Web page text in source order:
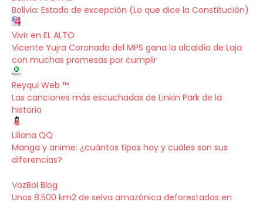
Bolivia: Estado de excepción (Lo que dice la Constitución)
Vivir en EL ALTO
Vicente Yujra Coronado del MPS gana la alcaldía de Laja
con muchas promesas por cumplir
Reyqui Web ™
Las canciones más escuchadas de Linkin Park de la
historia
Liliana QQ
Manga y anime: ¿cuántos tipos hay y cuáles son sus
diferencias?
VozBol Blog
Unos 8.500 km2 de selva amazónica deforestados en